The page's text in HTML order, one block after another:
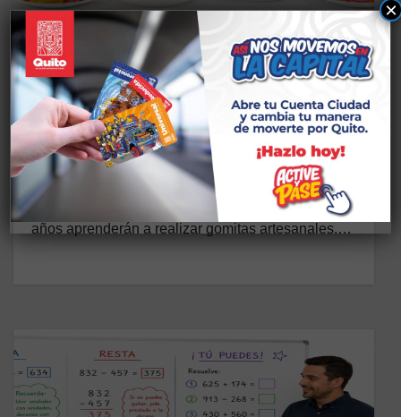
CS GASTRONOMÍA TALLERES SOLANDA
GOMITAS
KIDS/GASTRONOMÍA/VACACION
AL
3 DE JUNIO DE 2026
CASA SOMOS SOLANDA Descripción: En este
taller vacacional los/as participantes de 6 a 12
años aprenderán a realizar gomitas artesanales.…
×